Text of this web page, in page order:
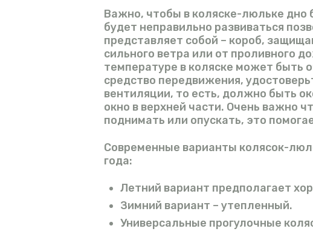
Важно, чтобы в коляске-люльке дно
будет неправильно развиваться
представляет собой – короб,
сильного ветра или от проливного
температуре в коляске может быть
средство передвижения,
вентиляции, то есть, должно быть
окно в верхней части. Очень важно
поднимать или опускать, это
Современные варианты колясок-
года:
Летний вариант предполагает
Зимний вариант – утепленный.
Универсальные прогулочные